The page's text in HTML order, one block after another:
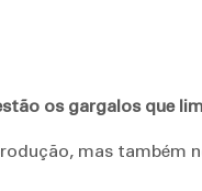
os gargalos que
mas